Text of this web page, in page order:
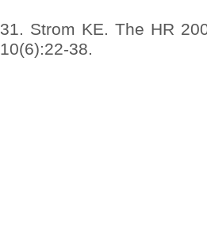
31. Strom KE. The HR
10(6):22-38.